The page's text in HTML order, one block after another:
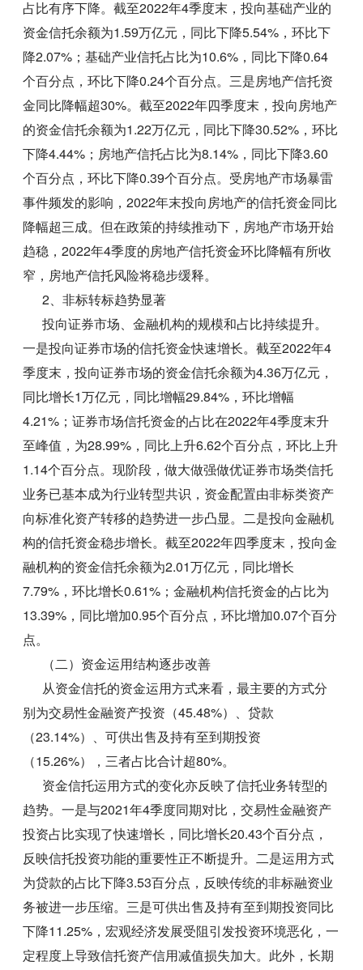
占比有序下降。截至2022年4季度末，投向基础产业的
资金信托余额为1.59万亿元，同比下降5.54%，环比下
降2.07%；基础产业信托占比为10.6%，同比下降0.64
个百分点，环比下降0.24个百分点。三是房地产信托资
金同比降幅超30%。截至2022年四季度末，投向房地产
的资金信托余额为1.22万亿元，同比下降30.52%，环比
下降4.44%；房地产信托占比为8.14%，同比下降3.60
个百分点，环比下降0.39个百分点。受房地产市场暴雷
事件频发的影响，2022年末投向房地产的信托资金同比
降幅超三成。但在政策的持续推动下，房地产市场开始
趋稳，2022年4季度的房地产信托资金环比降幅有所收
窄，房地产信托风险将稳步缓释。
2、非标转标趋势显著
投向证券市场、金融机构的规模和占比持续提升。
一是投向证券市场的信托资金快速增长。截至2022年4
季度末，投向证券市场的资金信托余额为4.36万亿元，
同比增长1万亿元，同比增幅29.84%，环比增幅
4.21%；证券市场信托资金的占比在2022年4季度末升
至峰值，为28.99%，同比上升6.62个百分点，环比上升
1.14个百分点。现阶段，做大做强做优证券市场类信托
业务已基本成为行业转型共识，资金配置由非标类资产
向标准化资产转移的趋势进一步凸显。二是投向金融机
构的信托资金稳步增长。截至2022年四季度末，投向金
融机构的资金信托余额为2.01万亿元，同比增长
7.79%，环比增长0.61%；金融机构信托资金的占比为
13.39%，同比增加0.95个百分点，环比增加0.07个百分
点。
（二）资金运用结构逐步改善
从资金信托的资金运用方式来看，最主要的方式分
别为交易性金融资产投资（45.48%）、贷款
（23.14%）、可供出售及持有至到期投资
（15.26%），三者占比合计超80%。
资金信托运用方式的变化亦反映了信托业务转型的
趋势。一是与2021年4季度同期对比，交易性金融资产
投资占比实现了快速增长，同比增长20.43个百分点，
反映信托投资功能的重要性正不断提升。二是运用方式
为贷款的占比下降3.53百分点，反映传统的非标融资业
务被进一步压缩。三是可供出售及持有至到期投资同比
下降11.25%，宏观经济发展受阻引发投资环境恶化，一
定程度上导致信托资产信用减值损失加大。此外，长期